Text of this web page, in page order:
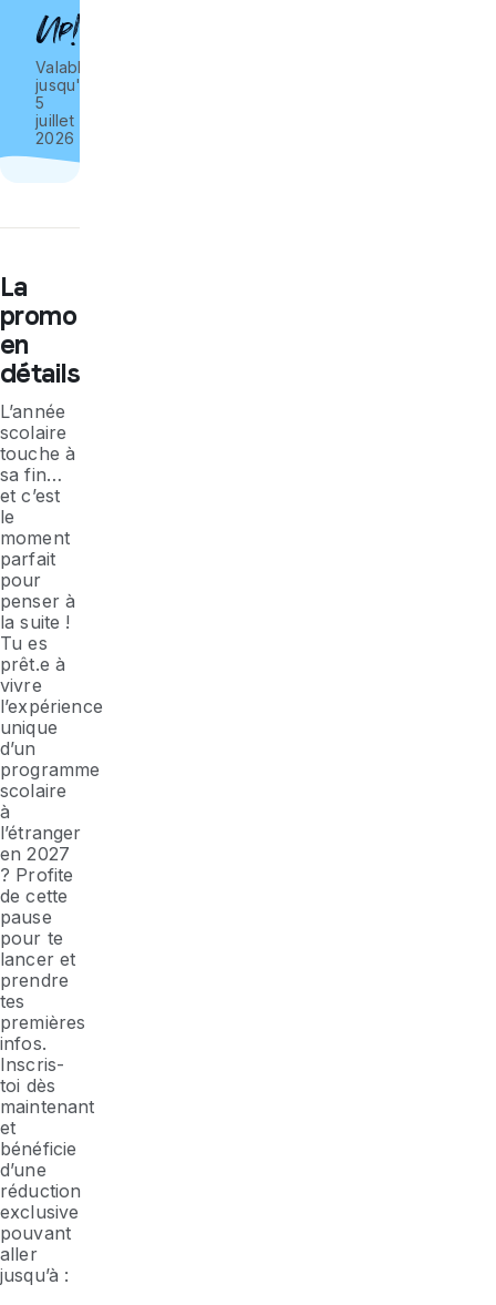
Up!
Valable
jusqu'au
5
juillet
2026
La
promo
en
détails
L’année
scolaire
touche à
sa fin…
et c’est
le
moment
parfait
pour
penser à
la suite !
Tu es
prêt.e à
vivre
l’expérience
unique
d’un
programme
scolaire
à
l’étranger
en 2027
? Profite
de cette
pause
pour te
lancer et
prendre
tes
premières
infos.
Inscris-
toi dès
maintenant
et
bénéficie
d’une
réduction
exclusive
pouvant
aller
jusqu’à :